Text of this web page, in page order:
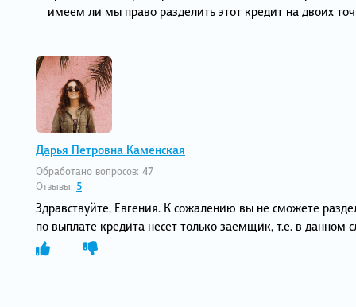
имеем ли мы право разделить этот кредит на двоих
Дарья Петровна Каменская
Обработано вопросов: 47
Отзывы: 5
Здравствуйте, Евгения. К сожалению вы не сможете
по выплате кредита несет только заемщик, т.е. в данном